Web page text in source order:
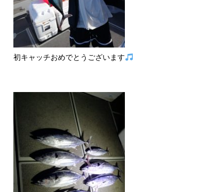
初キャッチおめでとうございます